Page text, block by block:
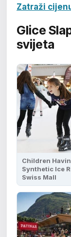
Zatraži
Glice
svijeta
Children
Synthetic Ice
Swiss Mall